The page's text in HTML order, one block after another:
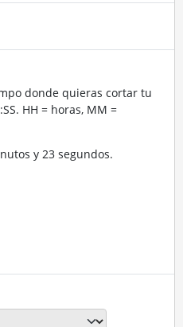
donde quieras cortar tu
HH = horas, MM =
y 23 segundos.